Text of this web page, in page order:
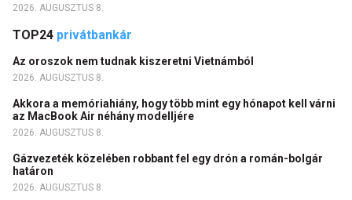
2026. AUGUSZTUS 8.
TOP24 privátbankár
Az oroszok nem tudnak kiszeretni Vietnámból
2026. AUGUSZTUS 8.
Akkora a memóriahiány, hogy több mint egy hónapot kell várni
az MacBook Air néhány modelljére
2026. AUGUSZTUS 8.
Gázvezeték közelében robbant fel egy drón a román-bolgár
határon
2026. AUGUSZTUS 8.